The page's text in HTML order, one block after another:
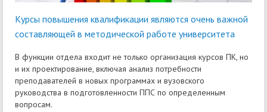
Курсы повышения квалификации являются очень важной
составляющей в методической работе университета
В функции отдела входит не только организация курсов ПК, но
и их проектирование, включая анализ потребности
преподавателей в новых программах и вузовского
руководства в подготовленности ППС по определенным
вопросам.